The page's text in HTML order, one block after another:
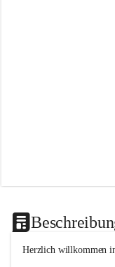
Herzlich willkommen